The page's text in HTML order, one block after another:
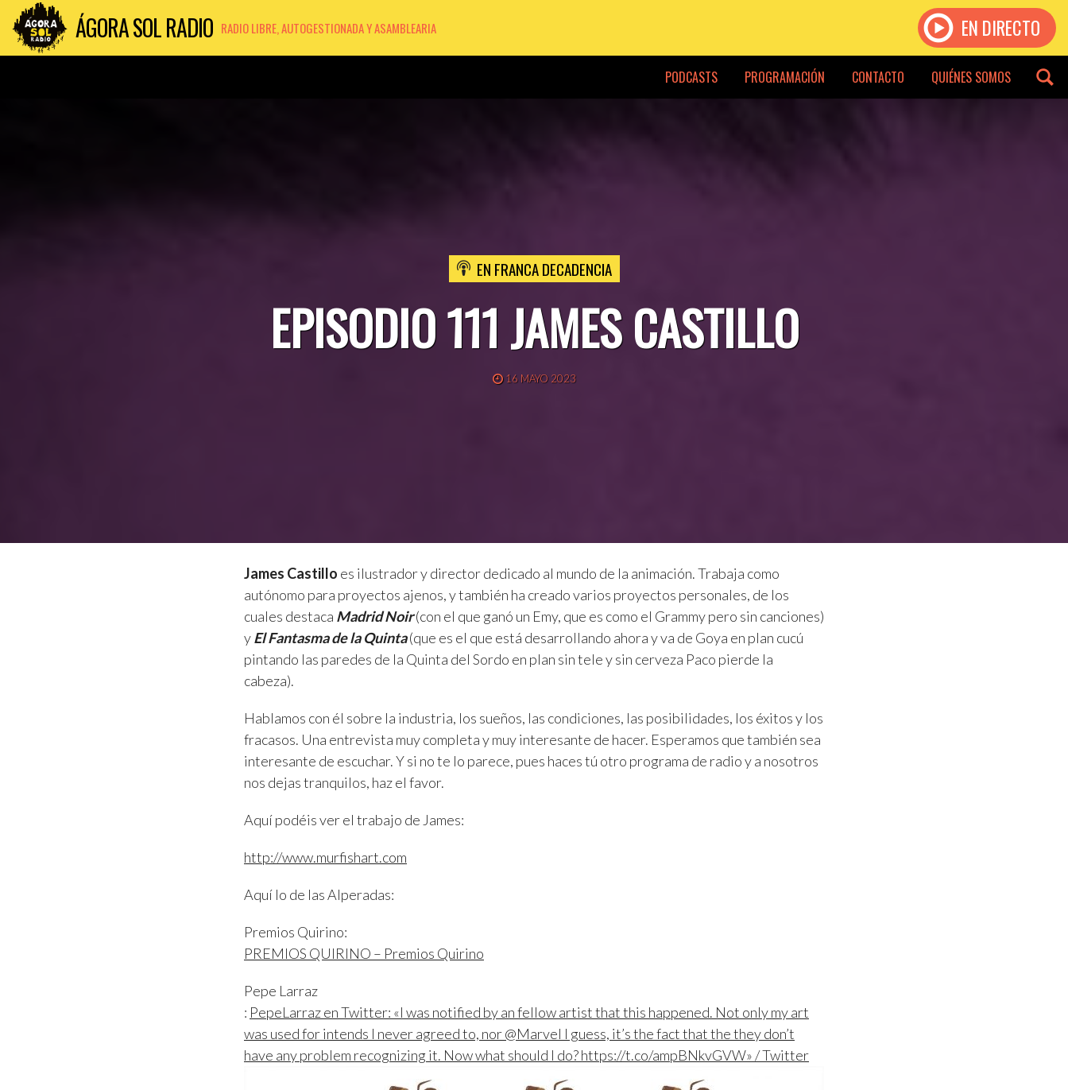
ÁGORA SOL RADIO RADIO LIBRE, AUTOGESTIONADA Y ASAMBLEARIA EN DIRECTO
PODCASTS PROGRAMACIÓN CONTACTO QUIÉNES SOMOS
EN FRANCA DECADENCIA
EPISODIO 111 JAMES CASTILLO
16 MAYO 2023
James Castillo es ilustrador y director dedicado al mundo de la animación. Trabaja como
autónomo para proyectos ajenos, y también ha creado varios proyectos personales, de los
cuales destaca Madrid Noir(con el que ganó un Emy, que es como el Grammy pero sin canciones)
yEl Fantasma de la Quinta(que es el que está desarrollando ahora y va de Goya en plan cucú
pintando las paredes de la Quinta del Sordo en plan sin tele y sin cerveza Paco pierde la
cabeza).
Hablamos con él sobre la industria, los sueños, las condiciones, las posibilidades, los éxitos y los
fracasos. Una entrevista muy completa y muy interesante de hacer. Esperamos que también sea
interesante de escuchar. Y si no te lo parece, pues haces tú otro programa de radio y a nosotros
nos dejas tranquilos, haz el favor.
Aquí podéis ver el trabajo de James:
http://www.murfishart.com
Aquí lo de las Alperadas:
Premios Quirino:
PREMIOS QUIRINO – Premios Quirino
Pepe Larraz
: PepeLarraz en Twitter: «I was notified by an fellow artist that this happened. Not only my art
was used for intends I never agreed to, nor @Marvel I guess, it’s the fact that the they don’t
have any problem recognizing it. Now what should I do? https://t.co/ampBNkvGVW» / Twitter